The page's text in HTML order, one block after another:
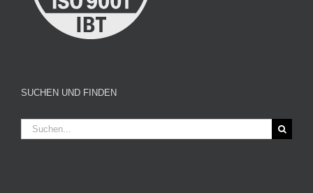
SUCHEN UND FINDEN
Suche
nach: